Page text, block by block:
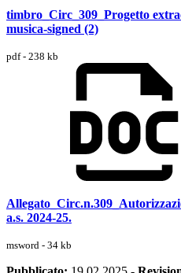
timbro_Circ_309_Progetto
musica-signed (2)
pdf - 238 kb
a.s. 2024-25.
msword - 34 kb